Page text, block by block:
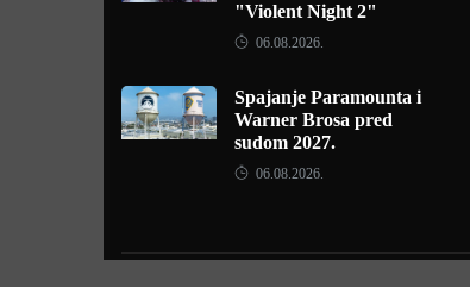
"Violent Night 2"
06.08.2026.
Spajanje Paramounta i
Warner Brosa pred
sudom 2027.
06.08.2026.